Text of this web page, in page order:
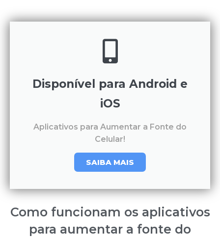
Disponível para Android e
iOS
Aplicativos para Aumentar a Fonte do
Celular!
SAIBA MAIS
Como funcionam os aplicativos
para aumentar a fonte do